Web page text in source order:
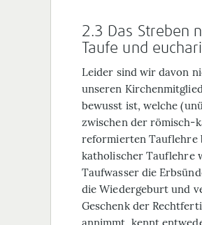
2.3 Das Streben
Taufe und
Leider sind wir davon
unseren
bewusst ist, welche
zwischen der römisch-
reformierten Tauflehre
katholischer Tauflehre
Taufwasser die
die Wiedergeburt und
Geschenk der